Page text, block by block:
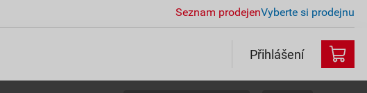
Seznam prodejenVyberte si prodejnu
Přihlášení